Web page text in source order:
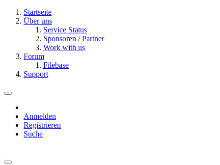
Startseite
Über uns
Service Status
Sponsoren / Partner
Work with us
Forum
Filebase
Support
Anmelden
Registrieren
Suche